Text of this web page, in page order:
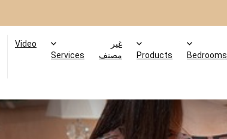
Bedrooms
Products
غير
مصنف
Services
Video